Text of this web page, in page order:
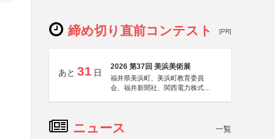
締め切り直前コンテスト [PR]
あと 31 日
2026 第37回 美浜美術展
福井県美浜町、美浜町教育委員
会、福井新聞社、関西電力株式会
ニュース 一覧